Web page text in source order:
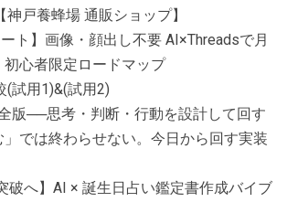
戸養蜂場 通販ショップ】
ート】画像・顔出し不要 AI×Threadsで月
初心者限定ロードマップ
(試用1)&(試用2)
版──思考・判断・行動を設計して回す
」では終わらせない。今日から回す実装
破へ】AI × 誕生日占い鑑定書作成バイブ